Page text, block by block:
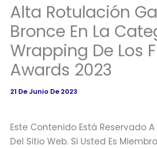
Alta Rotulación
Bronce En La
Wrapping De Los
Awards 2023
21 De Junio De 2023
Este Contenido Está Reservado A
Del Sitio Web. Si Usted Es